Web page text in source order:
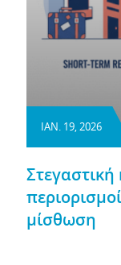
ΙΑΝ. 19, 2026
Στεγαστική
μίσθωση